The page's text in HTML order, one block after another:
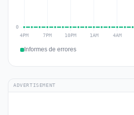
Informes de errores
ADVERTISEMENT